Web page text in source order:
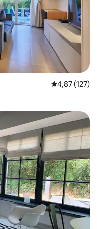
4,87 av 5 i
4,87 (127)